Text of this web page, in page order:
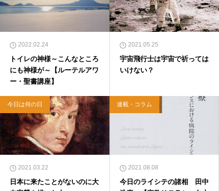
2022.02.24
トイレの神様～こんなところ
にも神様が～【ルーテルアワ
ー・聖書講座】
2021.05.25
宇宙飛行士は宇宙で祈っては
いけない？
今日は何の日
2021.03.22
日本に来たことがないのに大
連載・コラム
2021.08.08
今日のライシテの諸相 田中